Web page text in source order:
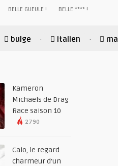
BELLE GUEULE ! BELLE **** !
bulge · italien ·
Kameron
Michaels de Drag
Race saison 10
2790
Caio, le regard
charmeur d’un